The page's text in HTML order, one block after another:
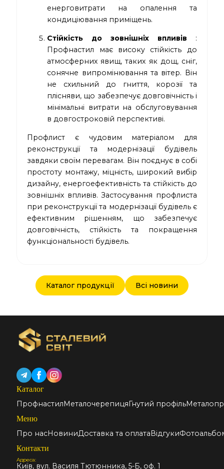
енерговитрати на опалення та
кондиціювання приміщень.
Стійкість до зовнішніх впливів :
Профнастил має високу стійкість до
атмосферних явищ, таких як дощ, сніг,
сонячне випромінювання та вітер. Він
не схильний до гниття, корозії та
плісняви, що забезпечує довговічність і
мінімальні витрати на обслуговування
в довгостроковій перспективі.
Профлист є чудовим матеріалом для
реконструкції та модернізації будівель
завдяки своїм перевагам. Він поєднує в собі
простоту монтажу, міцність, широкий вибір
дизайну, енергоефективність та стійкість до
зовнішніх впливів. Застосування профлиста
при реконструкції та модернізації будівель є
ефективним рішенням, що забезпечує
довговічність, стійкість та покращення
функціональності будівель.
Каталог продукції Всі новини
Каталог
ПрофнастилМеталочерепицяГнутий профіль
Меню
Про насНовиниДоставка та оплатаВідгуки
Контакти
Адреса:
Київ, вул. Василя Тютюнника, 5-Б, оф. 1